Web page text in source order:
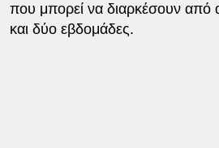
που μπορεί να διαρκέσουν από
και δύο εβδομάδες.